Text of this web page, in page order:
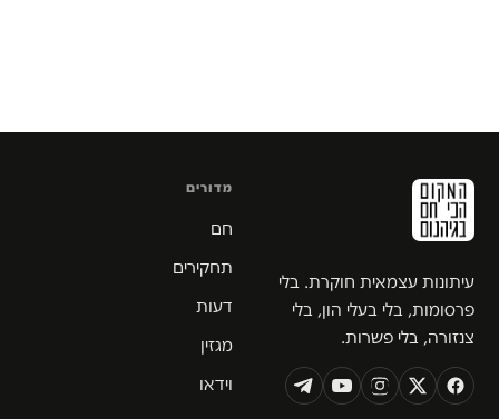
עיתונות עצמאית חוקרת. בלי
פרסומות, בלי בעלי הון, בלי
צנזורה, בלי פשרות.
מדורים
חם
תחקירים
דעות
מגזין
וידאו